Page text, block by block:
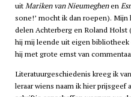
uitMariken van Nieumeghenen
sone!’ mocht ik dan roepen).
delen Achterberg en Roland Holst
hij mij leende uit eigen
hij met grote ernst van
Literatuurgeschiedenis kreeg ik
leraar wiens naam ik hier